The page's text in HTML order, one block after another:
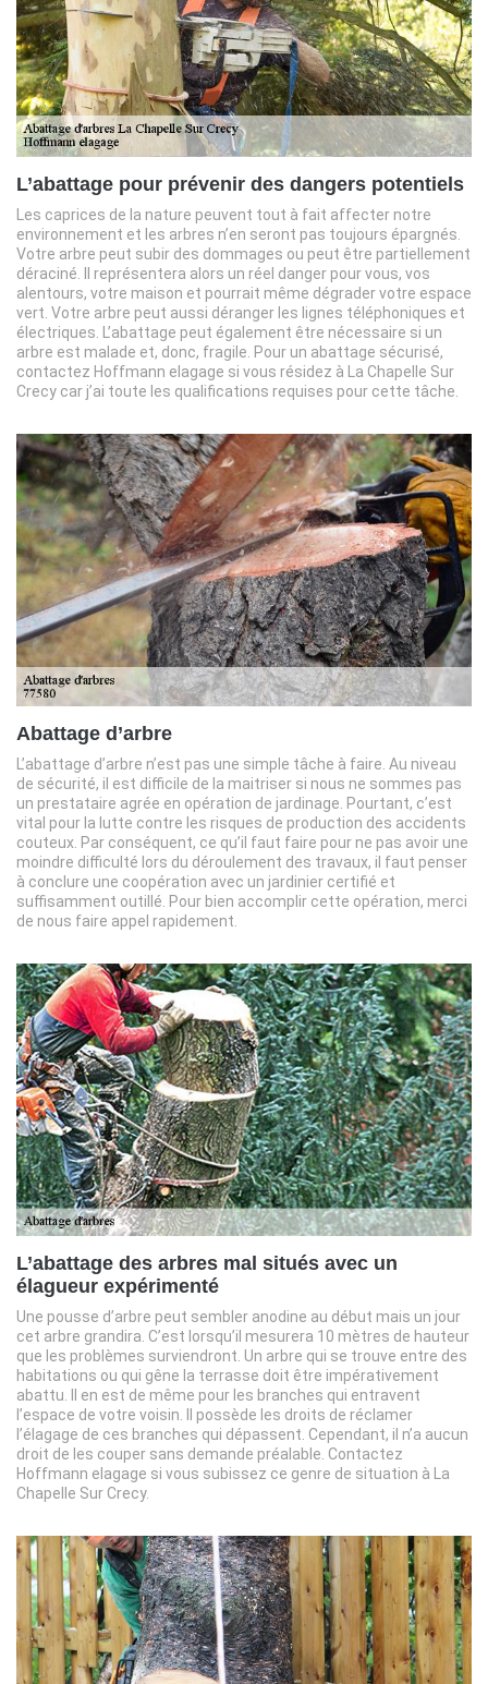
L’abattage pour prévenir des dangers potentiels
Les caprices de la nature peuvent tout à fait affecter notre
environnement et les arbres n’en seront pas toujours épargnés.
Votre arbre peut subir des dommages ou peut être partiellement
déraciné. Il représentera alors un réel danger pour vous, vos
alentours, votre maison et pourrait même dégrader votre espace
vert. Votre arbre peut aussi déranger les lignes téléphoniques et
électriques. L’abattage peut également être nécessaire si un
arbre est malade et, donc, fragile. Pour un abattage sécurisé,
contactez Hoffmann elagage si vous résidez à La Chapelle Sur
Crecy car j’ai toute les qualifications requises pour cette tâche.
Abattage d’arbre
L’abattage d’arbre n’est pas une simple tâche à faire. Au niveau
de sécurité, il est difficile de la maitriser si nous ne sommes pas
un prestataire agrée en opération de jardinage. Pourtant, c’est
vital pour la lutte contre les risques de production des accidents
couteux. Par conséquent, ce qu’il faut faire pour ne pas avoir une
moindre difficulté lors du déroulement des travaux, il faut penser
à conclure une coopération avec un jardinier certifié et
suffisamment outillé. Pour bien accomplir cette opération, merci
de nous faire appel rapidement.
L’abattage des arbres mal situés avec un
élagueur expérimenté
Une pousse d’arbre peut sembler anodine au début mais un jour
cet arbre grandira. C’est lorsqu’il mesurera 10 mètres de hauteur
que les problèmes surviendront. Un arbre qui se trouve entre des
habitations ou qui gêne la terrasse doit être impérativement
abattu. Il en est de même pour les branches qui entravent
l’espace de votre voisin. Il possède les droits de réclamer
l’élagage de ces branches qui dépassent. Cependant, il n’a aucun
droit de les couper sans demande préalable. Contactez
Hoffmann elagage si vous subissez ce genre de situation à La
Chapelle Sur Crecy.